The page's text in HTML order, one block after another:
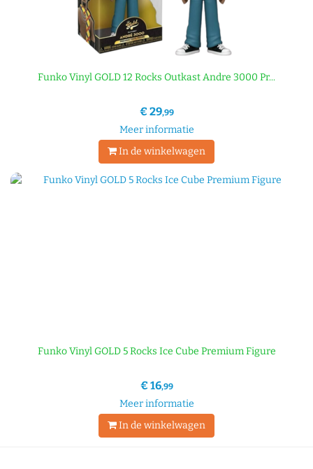
Funko Vinyl GOLD 12 Rocks Outkast Andre 3000 Pr...
€ 29,99
Meer informatie
In de winkelwagen
Funko Vinyl GOLD 5 Rocks Ice Cube Premium Figure
€ 16,99
Meer informatie
In de winkelwagen